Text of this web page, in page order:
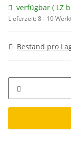
verfügbar ( LZ
Lieferzeit:8 - 10
Bestand pro